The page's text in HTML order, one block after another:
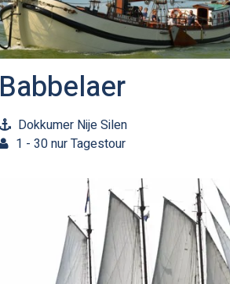
Babbelaer
Dokkumer Nije Silen
1 - 30 nur Tagestour